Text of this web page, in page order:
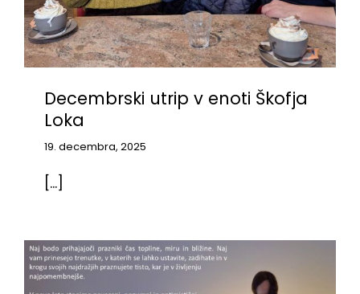
Decembrski utrip v enoti Škofja
Loka
19. decembra, 2025
[...]